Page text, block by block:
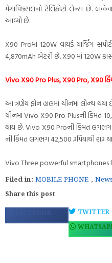
મેગાપિક્સલનો ટેલિફોટો લેન્સ છે.
આવ્યો છે.
X90 Proમાં 120W વાયર્ડ ચાર્જિંગ
4,870mAh બેટરી છે. X90 માં 120W
Vivo X90 Pro Plus, X90 Pro, X90
આ ત્રણેય ફોન હાલમાં ચીનમાં લોન્ચ
ચીનમાં Vivo X90 Pro Plusની કિંમત
થાય છે. Vivo X90 Proની કિંમત
ની કિંમત લગભગ 42,500 રૂપિયાથી શરૂ
Vivo Three powerful smartphones
Filed in: MOBILE PHONE , News
Share this post
FACEBOOK TWITTER